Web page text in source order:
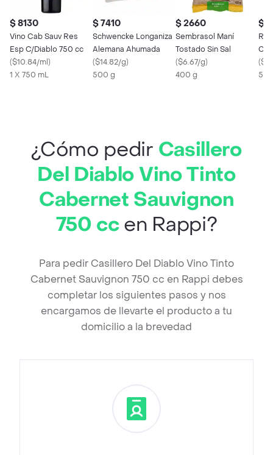
$ 8130
Vino Cab Sauv Res
Esp C/Diablo 750 cc
($10.84/ml)
1 X 750 mL
$ 7410
Schwencke Longaniza
Alemana Ahumada
($14.82/g)
500 g
$ 2660
Sembrasol Maní
Tostado Sin Sal
($6.67/g)
400 g
$
(
¿Cómo pedir Casillero
Del Diablo Vino Tinto
Cabernet Sauvignon
750 ccen Rappi?
Para pedir Casillero Del Diablo Vino Tinto
Cabernet Sauvignon 750 cc en Rappi debes
completar los siguientes pasos y nos
encargamos de llevarte el producto a tu
domicilio a la brevedad